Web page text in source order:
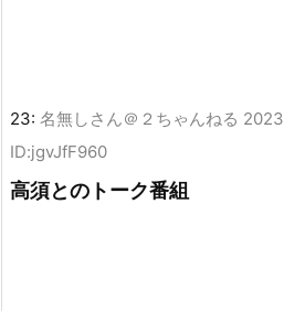
23: 名無しさん＠２ちゃんねる
ID:jgvJfF960
高須とのトーク番組